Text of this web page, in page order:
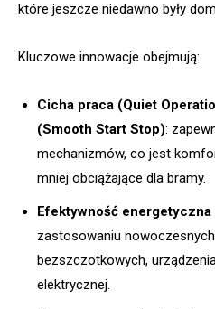
które jeszcze niedawno były
Kluczowe innowacje obejmują:
Cicha praca (Quiet
(Smooth Start Stop):
mechanizmów, co jest
mniej obciążające dla bramy.
Efektywność
zastosowaniu nowoczesnych
bezszczotkowych,
elektrycznej.